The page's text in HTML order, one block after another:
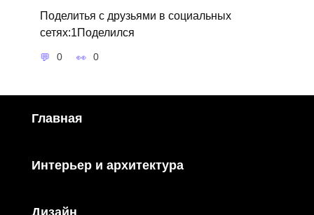
Поделитья с друзьями в социальных
сетях:1Поделился
0 0
Главная
Интерьер и архитектура